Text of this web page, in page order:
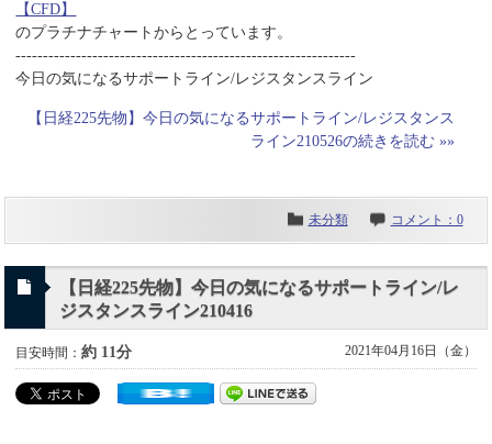
【CFD】
のプラチナチャートからとっています。
--------------------------------------------------------------
今日の気になるサポートライン/レジスタンスライン
【日経225先物】今日の気になるサポートライン/レジスタンス
ライン210526の続きを読む »»
未分類 コメント：0
【日経225先物】今日の気になるサポートライン/レ
ジスタンスライン210416
目安時間：約 11分 2021年04月16日（金）